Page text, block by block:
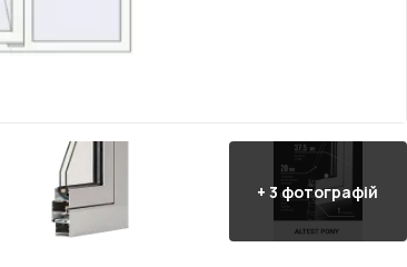
+3 фотографій